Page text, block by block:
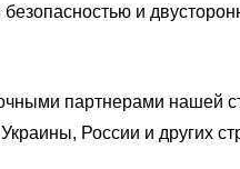
и
партнерами нашей
России и других